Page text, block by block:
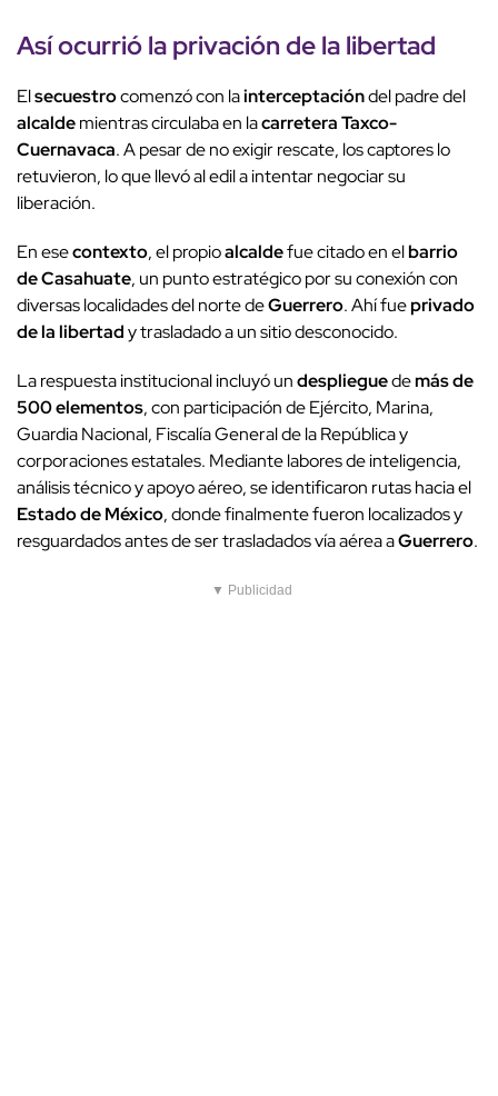
Así ocurrió laprivación de la libertad
Elsecuestrocomenzó con lainterceptacióndel padre del
alcaldemientras circulaba en lacarretera Taxco-
Cuernavaca. A pesar de no exigir rescate, los captores lo
retuvieron, lo que llevó al edil a intentar negociar su
liberación.
En esecontexto, el propioalcaldefue citado en elbarrio
de Casahuate, un punto estratégico por su conexión con
diversas localidades del norte deGuerrero. Ahí fueprivado
de la libertady trasladado a un sitio desconocido.
La respuesta institucional incluyó undesplieguedemás de
500 elementos, con participación de Ejército, Marina,
Guardia Nacional, Fiscalía General de la República y
corporaciones estatales. Mediante labores de inteligencia,
análisis técnico y apoyo aéreo, se identificaron rutas hacia el
Estado de México, donde finalmente fueron localizados y
resguardados antes de ser trasladados vía aérea aGuerrero.
▼ Publicidad